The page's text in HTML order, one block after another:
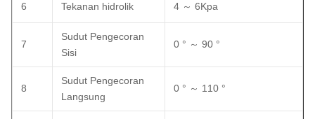
6 Tekanan hidrolik 4 ～ 6Kpa
7
Sudut Pengecoran
Sisi
0 ° ～ 90 °
8
Sudut Pengecoran
Langsung
0 ° ～ 110 °